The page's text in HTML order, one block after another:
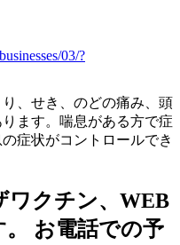
03/?
、せき、のどの痛み、頭
ます。喘息がある方で症
症状がコントロールでき
ワクチン、WEB
お電話での予